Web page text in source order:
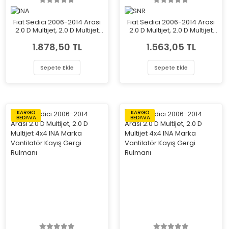
Fiat Sedici 2006-2014 Arası
2.0 D Multijet, 2.0 D Multijet
Kayış Gergi Rulmanı
1.878,50 TL
Sepete Ekle
Fiat Sedici 2006-2014 Arası
2.0 D Multijet, 2.0 D Multijet
Kayış Gergi Rulmanı
1.563,05 TL
Sepete Ekle
KARGO
BEDAVA
KARGO
BEDAVA